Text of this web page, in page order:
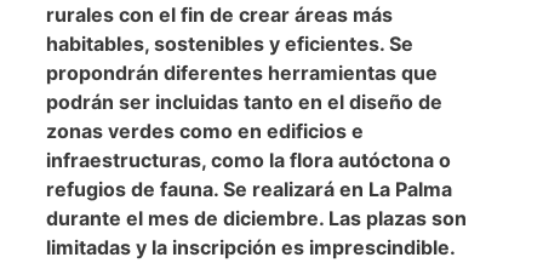
rurales con el fin de crear áreas más
habitables, sostenibles y eficientes. Se
propondrán diferentes herramientas que
podrán ser incluidas tanto en el diseño de
zonas verdes como en edificios e
infraestructuras, como la flora autóctona o
refugios de fauna. Se realizará en La Palma
durante el mes de diciembre. Las plazas son
limitadas y la inscripción es imprescindible.